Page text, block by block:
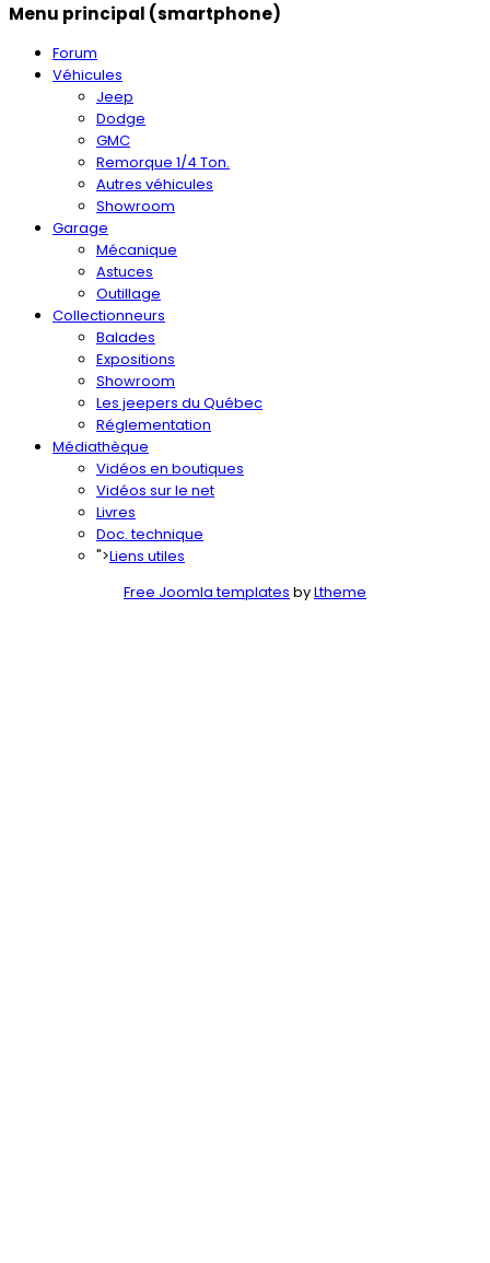
Menu principal (smartphone)
Forum
Véhicules
Jeep
Dodge
GMC
Remorque 1/4 Ton.
Autres véhicules
Showroom
Garage
Mécanique
Astuces
Outillage
Collectionneurs
Balades
Expositions
Showroom
Les jeepers du Québec
Réglementation
Médiathèque
Vidéos en boutiques
Vidéos sur le net
Livres
Doc. technique
">Liens utiles
Free Joomla templates byLtheme